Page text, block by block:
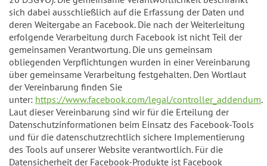
sich dabei ausschließlich auf die Erfassung der Daten und
deren Weitergabe an Facebook. Die nach der Weiterleitung
erfolgende Verarbeitung durch Facebook ist nicht Teil der
gemeinsamen Verantwortung. Die uns gemeinsam
obliegenden Verpflichtungen wurden in einer Vereinbarung
über gemeinsame Verarbeitung festgehalten. Den Wortlaut
der Vereinbarung finden Sie
unter: https://www.facebook.com/legal/controller_addendum.
Laut dieser Vereinbarung sind wir für die Erteilung der
Datenschutzinformationen beim Einsatz des Facebook-Tools
und für die datenschutzrechtlich sichere Implementierung
des Tools auf unserer Website verantwortlich. Für die
Datensicherheit der Facebook-Produkte ist Facebook